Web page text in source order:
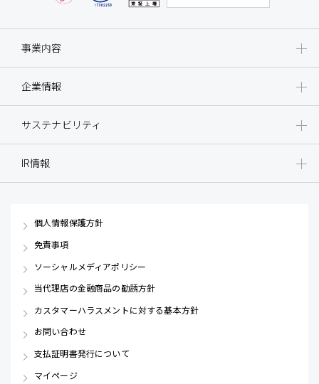
事業内容
企業情報
サステナビリティ
IR情報
個人情報保護方針
免責事項
ソーシャルメディアポリシー
当代理店の金融商品の勧誘方針
カスタマーハラスメントに対する基本方針
お問い合わせ
支払証明書発行について
マイページ